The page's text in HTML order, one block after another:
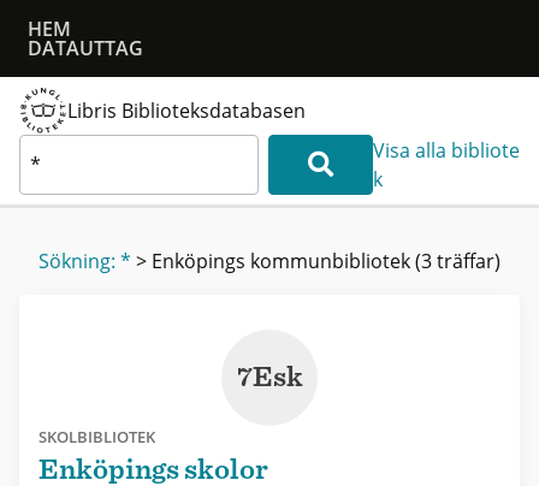
HEM
DATAUTTAG
Libris Biblioteksdatabasen
Visa alla bibliote
k
Sökning: * > Enköpings kommunbibliotek(3 träffar)
7Esk
SKOLBIBLIOTEK
Enköpings skolor